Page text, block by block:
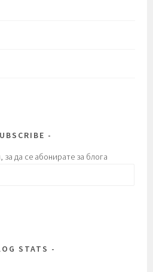
да се абонирате за блога
STATS